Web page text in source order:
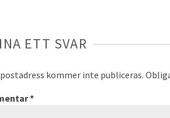
ETT SVAR
kommer inte publiceras.
*